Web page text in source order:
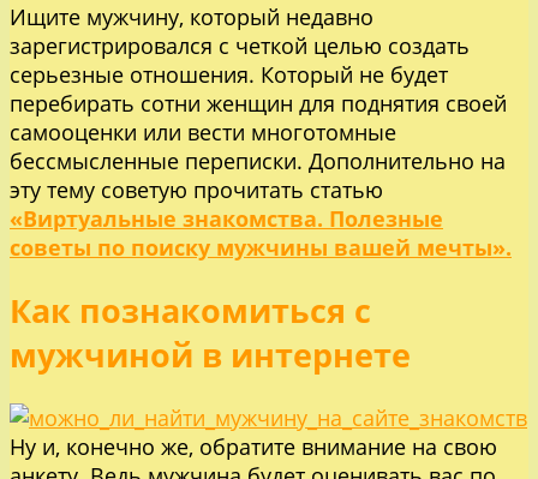
Ищите мужчину, который недавно
зарегистрировался с четкой целью создать
серьезные отношения. Который не будет
перебирать сотни женщин для поднятия своей
самооценки или вести многотомные
бессмысленные переписки. Дополнительно на
эту тему советую прочитать статью
«Виртуальные знакомства. Полезные
советы по поиску мужчины вашей мечты».
Как познакомиться с
мужчиной в интернете
Ну и, конечно же, обратите внимание на свою